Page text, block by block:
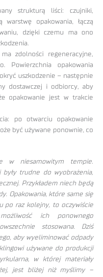
strukturą liści: czujniki,
warstwę opakowania, łączą
dzięki czemu ma ono
zdolności regeneracyjne,
Powierzchnia opakowania
uszkodzenie – następnie
dostawczej i odbiorcy, aby
opakowanie jest w trakcie
po otwarciu opakowanie
być używane ponownie, co
w niesamowitym tempie.
były trudne do wyobrażenia,
Przykładem niech będą
Opakowania, które same się
po raz kolejny, to oczywiście
ich ponownego
stosowana. Dziś
aby wyeliminować odpady
używane do produkcji
w której materiały
jest bliżej niż myślimy –